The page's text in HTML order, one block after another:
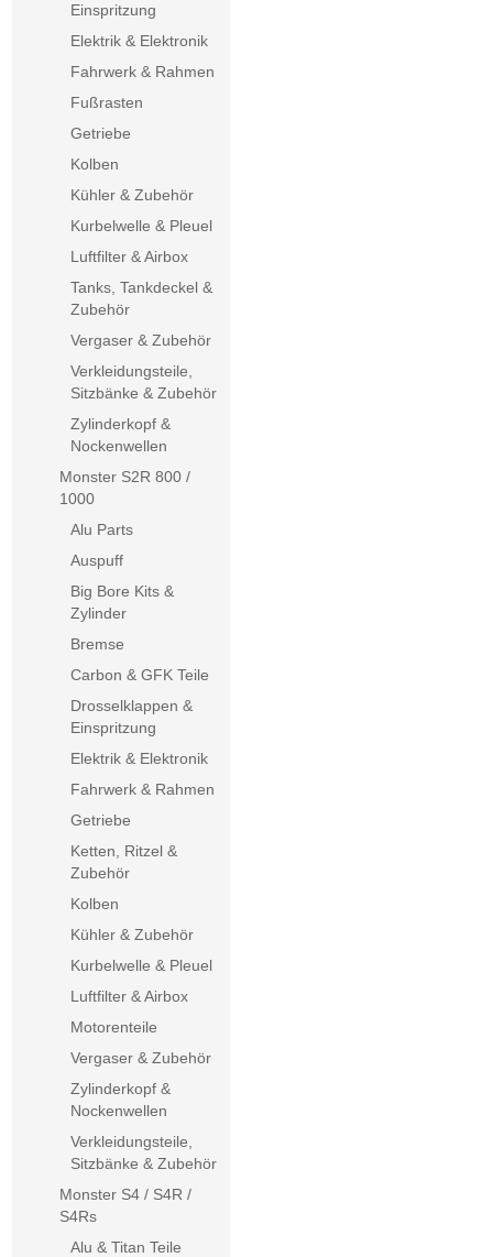
Einspritzung
Elektrik & Elektronik
Fahrwerk & Rahmen
Fußrasten
Getriebe
Kolben
Kühler & Zubehör
Kurbelwelle & Pleuel
Luftfilter & Airbox
Tanks, Tankdeckel &
Zubehör
Vergaser & Zubehör
Verkleidungsteile,
Sitzbänke & Zubehör
Zylinderkopf &
Nockenwellen
Monster S2R 800 /
1000
Alu Parts
Auspuff
Big Bore Kits &
Zylinder
Bremse
Carbon & GFK Teile
Drosselklappen &
Einspritzung
Elektrik & Elektronik
Fahrwerk & Rahmen
Getriebe
Ketten, Ritzel &
Zubehör
Kolben
Kühler & Zubehör
Kurbelwelle & Pleuel
Luftfilter & Airbox
Motorenteile
Vergaser & Zubehör
Zylinderkopf &
Nockenwellen
Verkleidungsteile,
Sitzbänke & Zubehör
Monster S4 / S4R /
S4Rs
Alu & Titan Teile